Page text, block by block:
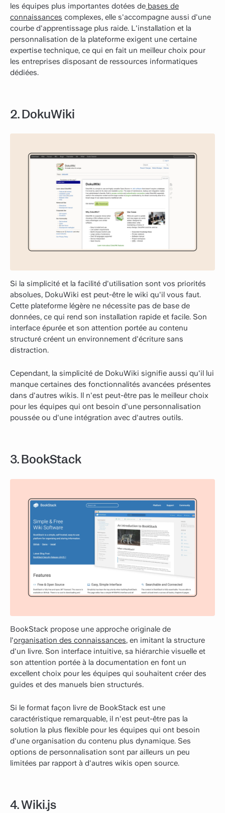
les équipes plus importantes dotées de bases de
connaissances complexes, elle s'accompagne aussi d'une
courbe d'apprentissage plus raide. L'installation et la
personnalisation de la plateforme exigent une certaine
expertise technique, ce qui en fait un meilleur choix pour
les entreprises disposant de ressources informatiques
dédiées.
2. DokuWiki
Si la simplicité et la facilité d'utilisation sont vos priorités
absolues, DokuWiki est peut-être le wiki qu'il vous faut.
Cette plateforme légère ne nécessite pas de base de
données, ce qui rend son installation rapide et facile. Son
interface épurée et son attention portée au contenu
structuré créent un environnement d'écriture sans
distraction.
Cependant, la simplicité de DokuWiki signifie aussi qu'il lui
manque certaines des fonctionnalités avancées présentes
dans d'autres wikis. Il n'est peut-être pas le meilleur choix
pour les équipes qui ont besoin d'une personnalisation
poussée ou d'une intégration avec d'autres outils.
3. BookStack
BookStack propose une approche originale de
l'organisation des connaissances, en imitant la structure
d'un livre. Son interface intuitive, sa hiérarchie visuelle et
son attention portée à la documentation en font un
excellent choix pour les équipes qui souhaitent créer des
guides et des manuels bien structurés.
Si le format façon livre de BookStack est une
caractéristique remarquable, il n'est peut-être pas la
solution la plus flexible pour les équipes qui ont besoin
d'une organisation du contenu plus dynamique. Ses
options de personnalisation sont par ailleurs un peu
limitées par rapport à d'autres wikis open source.
4. Wiki.js